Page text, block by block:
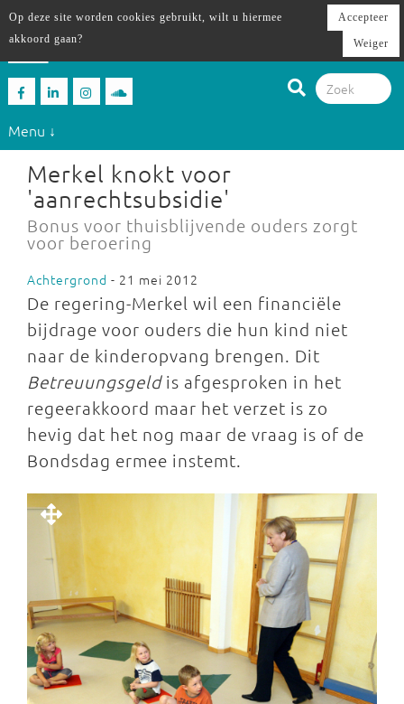
Menu ↓
Merkel knokt voor
'aanrechtsubsidie'
Bonus voor thuisblijvende ouders zorgt
voor beroering
Achtergrond - 21 mei 2012
De regering-Merkel wil een financiële
bijdrage voor ouders die hun kind niet
naar de kinderopvang brengen. Dit
Betreuungsgeldis afgesproken in het
regeerakkoord maar het verzet is zo
hevig dat het nog maar de vraag is of de
Bondsdag ermee instemt.
Op deze site worden cookies gebruikt, wilt u hiermee
akkoord gaan?
Accepteer
Weiger